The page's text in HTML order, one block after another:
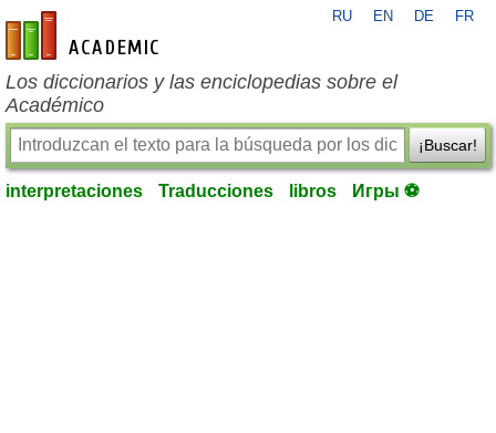
es-academic.com
RU EN DE FR
Los diccionarios y las enciclopedias sobre el
Académico
¡Buscar!
interpretaciones Traducciones libros Игры ⚽